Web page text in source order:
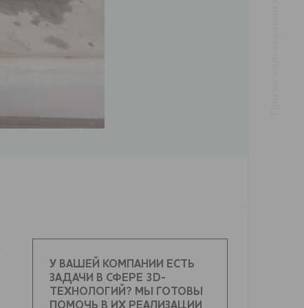
У ВАШЕЙ КОМПАНИИ ЕСТЬ
ЗАДАЧИ В СФЕРЕ 3D-
ТЕХНОЛОГИЙ? МЫ ГОТОВЫ